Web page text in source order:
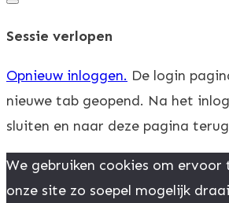
Dialoogvenster
Sessie verlopen
Opnieuw inloggen. De login
nieuwe tab geopend. Na het
sluiten en naar deze pagina
We gebruiken cookies om
onze site zo soepel mogelijk